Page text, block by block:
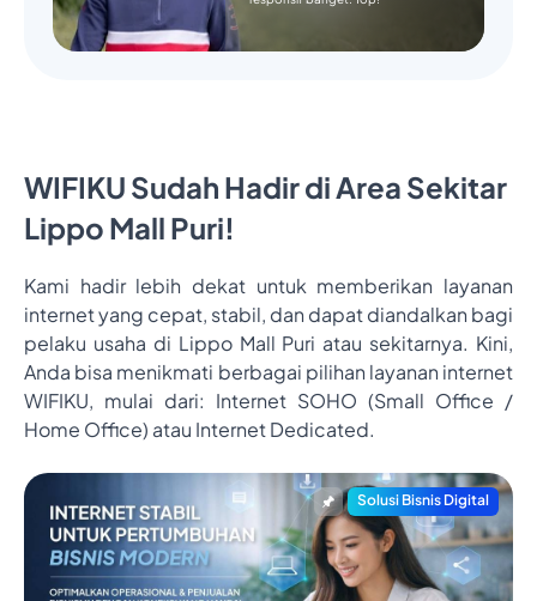
WIFIKU Sudah Hadir di Area Sekitar
Lippo Mall Puri!
Kami hadir lebih dekat untuk memberikan layanan
internet yang cepat, stabil, dan dapat diandalkan bagi
pelaku usaha di Lippo Mall Puri atau sekitarnya. Kini,
Anda bisa menikmati berbagai pilihan layanan internet
WIFIKU, mulai dari: Internet SOHO (Small Office /
Home Office) atau Internet Dedicated.
Solusi Bisnis Digital